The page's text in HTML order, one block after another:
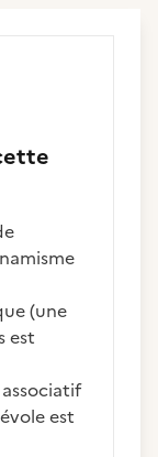
est
est